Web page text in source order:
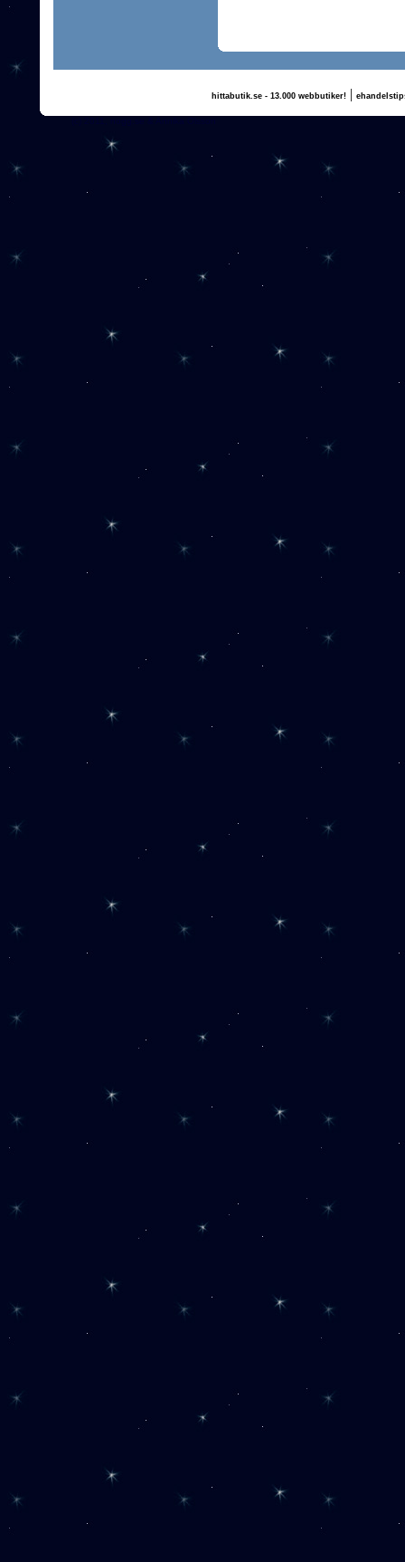
hittabutik.se - 13.000 webbutiker!|